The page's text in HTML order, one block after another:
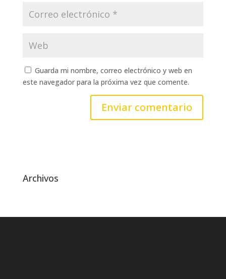
Guarda mi nombre, correo electrónico y web en
este navegador para la próxima vez que comente.
Archivos